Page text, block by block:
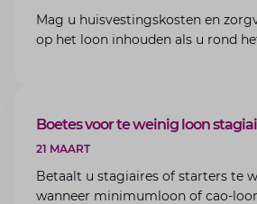
Mag u huisvestingskosten en
op het loon inhouden als u rond
ARTIKEL
Boetes voor te weinig loon
21 MAART
Betaalt u stagiaires of starters te
wanneer minimumloon of cao-